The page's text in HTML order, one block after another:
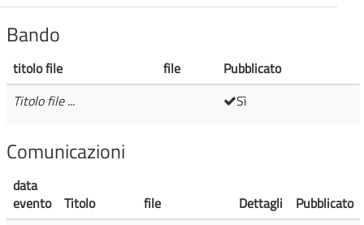
Bando
titolo file file
Pubblicato
Titolo file ...
Sì
Comunicazioni
data
evento
Titolo file Dettagli
Pubblicato